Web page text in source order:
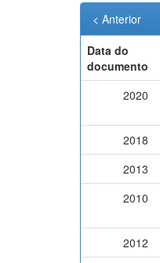
< Anterior
Data do
documento
2020
2018
2013
2010
2012